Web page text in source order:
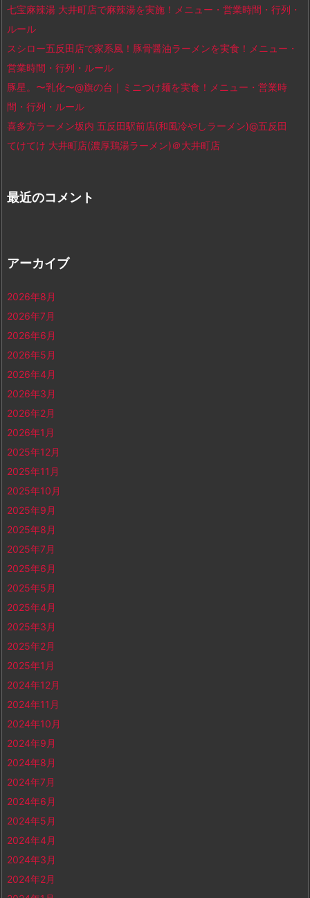
七宝麻辣湯 大井町店で麻辣湯を実施！メニュー・営業時間・行列・
ルール
スシロー五反田店で家系風！豚骨醤油ラーメンを実食！メニュー・
営業時間・行列・ルール
豚星。〜乳化〜@旗の台｜ミニつけ麺を実食！メニュー・営業時
間・行列・ルール
喜多方ラーメン坂内 五反田駅前店(和風冷やしラーメン)@五反田
てけてけ 大井町店(濃厚鶏湯ラーメン)＠大井町店
最近のコメント
アーカイブ
2026年8月
2026年7月
2026年6月
2026年5月
2026年4月
2026年3月
2026年2月
2026年1月
2025年12月
2025年11月
2025年10月
2025年9月
2025年8月
2025年7月
2025年6月
2025年5月
2025年4月
2025年3月
2025年2月
2025年1月
2024年12月
2024年11月
2024年10月
2024年9月
2024年8月
2024年7月
2024年6月
2024年5月
2024年4月
2024年3月
2024年2月